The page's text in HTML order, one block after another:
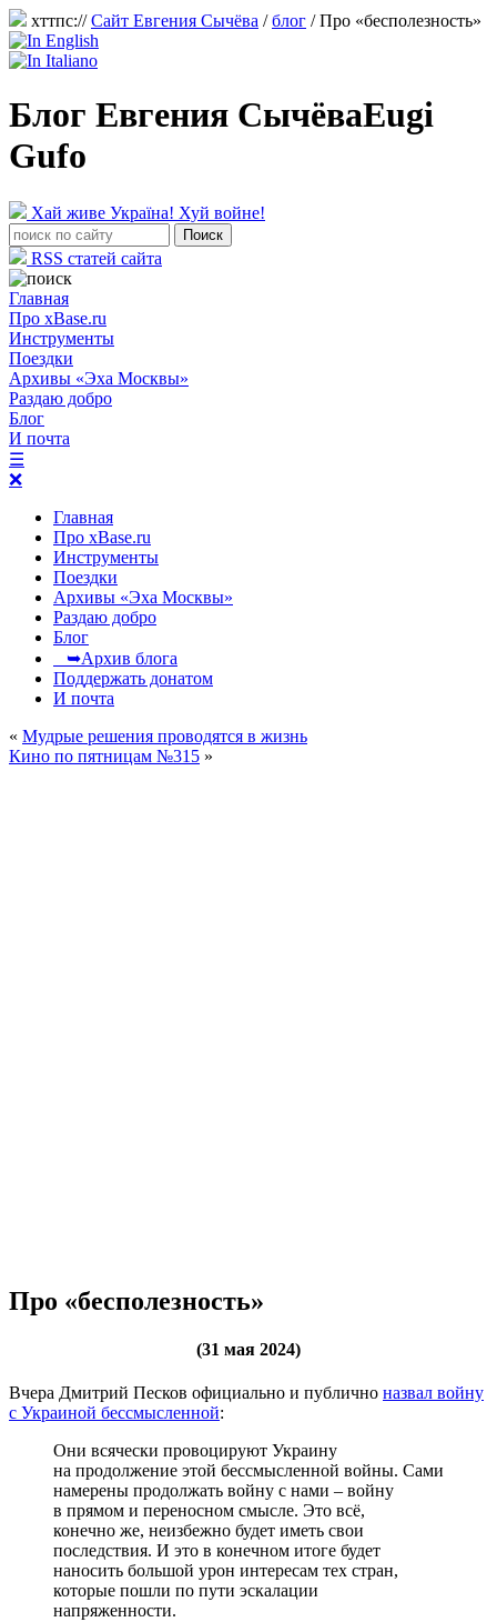
хттпс://Сайт Евгения Сычёва /блог /Про «бесполезность»
Блог Евгения СычёваEugi
Gufo
Хай живе Україна! Хуй войне!
RSS статей сайта
Главная
Про xBase.ru
Инструменты
Поездки
Архивы «Эха Москвы»
Раздаю добро
Блог
И почта
☰
❌
Главная
Про xBase.ru
Инструменты
Поездки
Архивы «Эха Москвы»
Раздаю добро
Блог
➥Архив блога
Поддержать донатом
И почта
« Мудрые решения проводятся в жизнь
Кино по пятницам №315 »
Про «бесполезность»
(31 мая 2024)
Вчера Дмитрий Песков официально и публично назвал войну
с Украиной бессмысленной:
Они всячески провоцируют Украину
на продолжение этой бессмысленной войны. Сами
намерены продолжать войну с нами – войну
в прямом и переносном смысле. Это всё,
конечно же, неизбежно будет иметь свои
последствия. И это в конечном итоге будет
наносить большой урон интересам тех стран,
которые пошли по пути эскалации
напряженности.